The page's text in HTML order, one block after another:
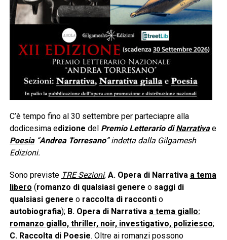
C’è tempo fino al 30 settembre per parteciapre alla
dodicesima edizione del Premio Letterario diNarrativae
Poesia “Andrea Torresano” indetta dalla Gilgamesh
Edizioni.
Sono previste TRE Sezioni, A. Opera di Narrativa a tema
libero (romanzo di qualsiasi genere o saggi di
qualsiasi genere o raccolta di racconti o
autobiografia); B. Opera di Narrativa a tema giallo:
romanzo giallo, thriller, noir, investigativo, poliziesco;
C. Raccolta di Poesie. Oltre ai romanzi possono